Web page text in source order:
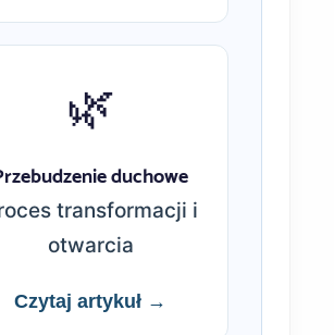
🌿
duchowe
transformacji i
otwarcia
Czytaj artykuł →